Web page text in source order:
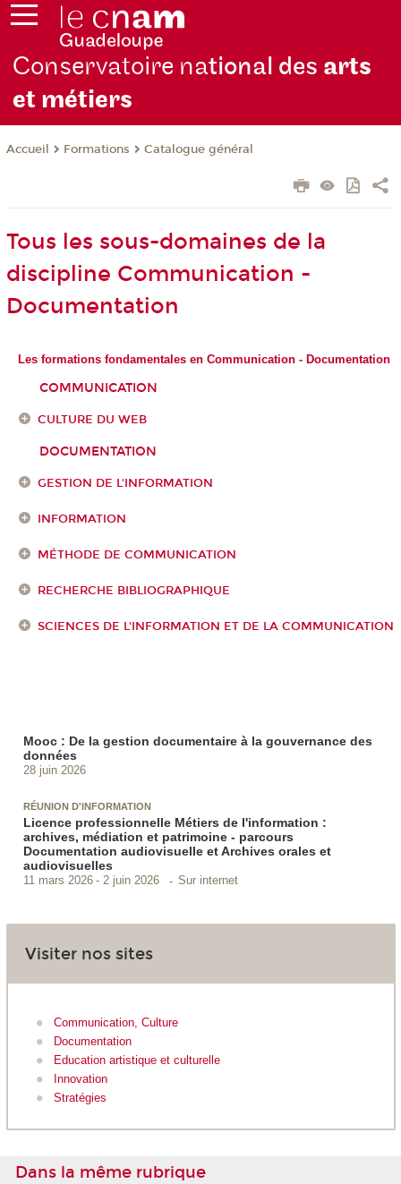
Conservatoire national des arts
et métiers
Accueil Formations Catalogue général
Tous les sous-domaines de la
discipline Communication -
Documentation
Les formations fondamentales en Communication - Documentation
COMMUNICATION
CULTURE DU WEB
DOCUMENTATION
GESTION DE L'INFORMATION
INFORMATION
MÉTHODE DE COMMUNICATION
RECHERCHE BIBLIOGRAPHIQUE
SCIENCES DE L'INFORMATION ET DE LA COMMUNICATION
Mooc : De la gestion documentaire à la gouvernance des
données
28 juin 2026
RÉUNION D'INFORMATION
Licence professionnelle Métiers de l'information :
archives, médiation et patrimoine - parcours
Documentation audiovisuelle et Archives orales et
audiovisuelles
11 mars 2026 2 juin 2026 Sur internet
Visiter nos sites
Communication, Culture
Documentation
Education artistique et culturelle
Innovation
Stratégies
Dans la même rubrique